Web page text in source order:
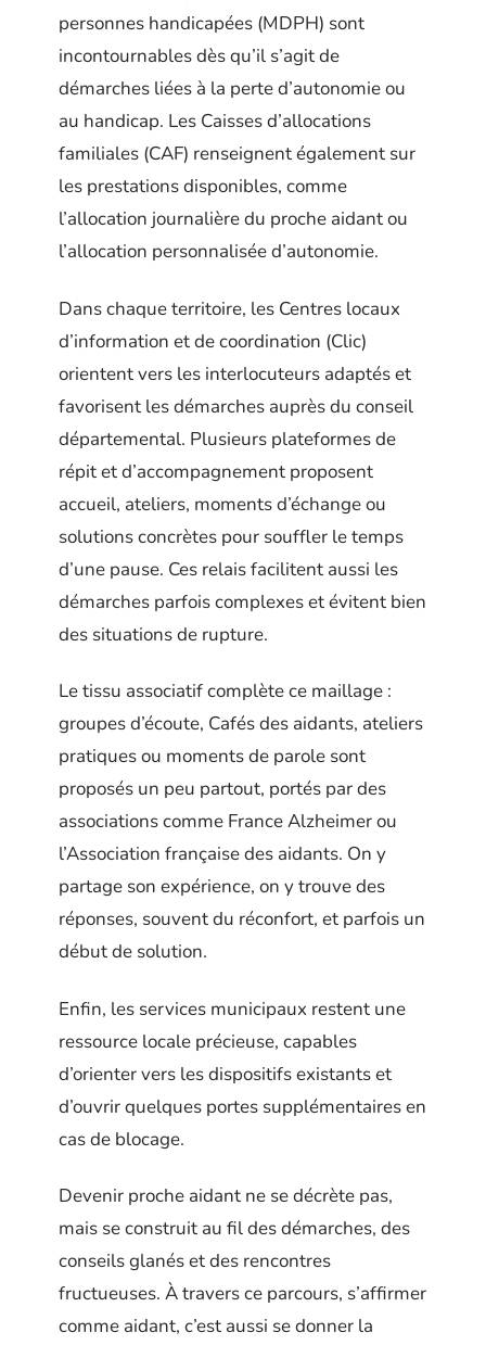
personnes handicapées (MDPH) sont
incontournables dès qu’il s’agit de
démarches liées à la perte d’autonomie ou
au handicap. Les Caisses d’allocations
familiales (CAF) renseignent également sur
les prestations disponibles, comme
l’allocation journalière du proche aidant ou
l’allocation personnalisée d’autonomie.
Dans chaque territoire, les Centres locaux
d’information et de coordination (Clic)
orientent vers les interlocuteurs adaptés et
favorisent les démarches auprès du conseil
départemental. Plusieurs plateformes de
répit et d’accompagnement proposent
accueil, ateliers, moments d’échange ou
solutions concrètes pour souffler le temps
d’une pause. Ces relais facilitent aussi les
démarches parfois complexes et évitent bien
des situations de rupture.
Le tissu associatif complète ce maillage :
groupes d’écoute, Cafés des aidants, ateliers
pratiques ou moments de parole sont
proposés un peu partout, portés par des
associations comme France Alzheimer ou
l’Association française des aidants. On y
partage son expérience, on y trouve des
réponses, souvent du réconfort, et parfois un
début de solution.
Enfin, les services municipaux restent une
ressource locale précieuse, capables
d’orienter vers les dispositifs existants et
d’ouvrir quelques portes supplémentaires en
cas de blocage.
Devenir proche aidant ne se décrète pas,
mais se construit au fil des démarches, des
conseils glanés et des rencontres
fructueuses. À travers ce parcours, s’affirmer
comme aidant, c’est aussi se donner la